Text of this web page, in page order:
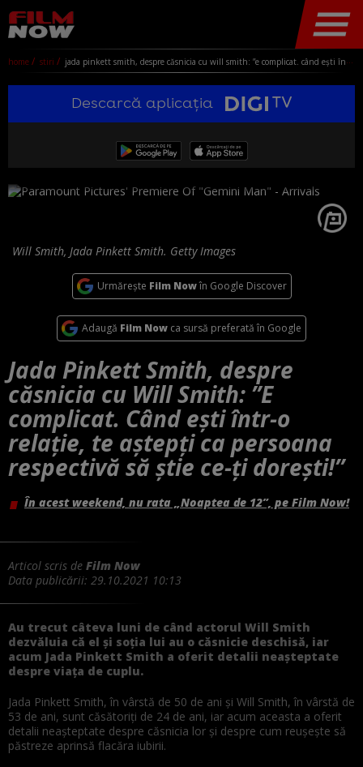
home stiri jada pinkett smith, despre căsnicia cu will smith: ”e complicat. când ești într-o relație, te aștepți ca persoana respectivă să știe ce-ți dorești!”
Descarcă aplicația
Will Smith, Jada Pinkett Smith. Getty Images
Urmărește Film Nowîn Google Discover
Adaugă Film Now ca sursă preferată în Google
Jada Pinkett Smith, despre
căsnicia cu Will Smith: ”E
complicat. Când ești într-o
relație, te aștepți ca persoana
respectivă să știe ce-ți dorești!”
În acest weekend, nu rata „Noaptea de 12”, pe Film Now!
Articol scris de Film Now
Data publicării: 29.10.2021 10:13
Au trecut câteva luni de când actorul Will Smith
dezvăluia că el și soția lui au o căsnicie deschisă, iar
acum Jada Pinkett Smith a oferit detalii neașteptate
despre viața de cuplu.
Jada Pinkett Smith, în vârstă de 50 de ani și Will Smith, în vârstă de
53 de ani, sunt căsătoriți de 24 de ani, iar acum aceasta a oferit
detalii neașteptate despre căsnicia lor și despre cum reușește să
păstreze aprinsă flacăra iubirii.